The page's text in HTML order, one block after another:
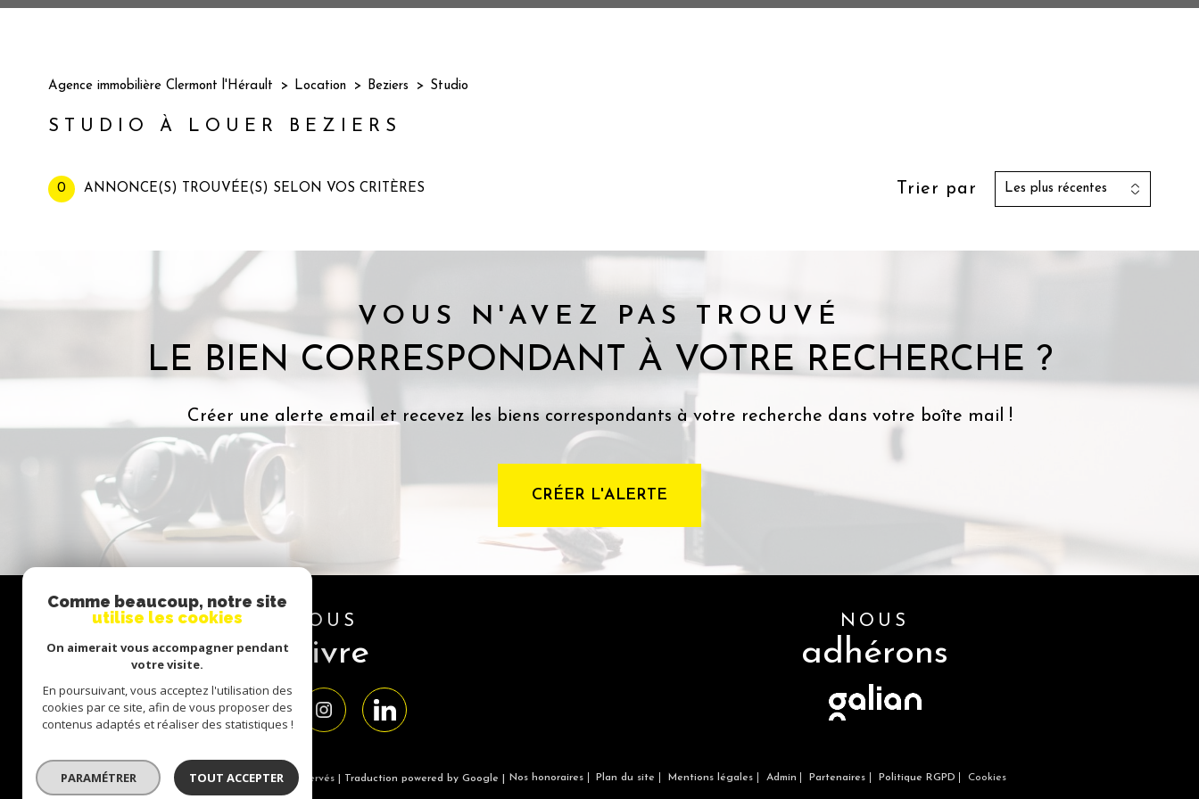
Agence immobilière Clermont l'Hérault Location Beziers Studio
STUDIO À LOUER BEZIERS
0 ANNONCE(S) TROUVÉE(S) SELON VOS CRITÈRES Trier par Les plus récentes
VOUS N'AVEZ PAS TROUVÉ
LE BIEN CORRESPONDANT À VOTRE RECHERCHE ?
Créer une alerte email et recevez les biens correspondants à votre recherche dans votre boîte mail !
CRÉER L'ALERTE
NOUS
suivre
NOUS
adhérons
© 2026 | Tous droits réservés | Traduction powered by Google | Nos honoraires Plan du site Mentions légales Admin Partenaires Politique RGPD Cookies
Comme beaucoup, notre site
utilise les cookies
On aimerait vous accompagner pendant
votre visite.
En poursuivant, vous acceptez l'utilisation des
cookies par ce site, afin de vous proposer des
contenus adaptés et réaliser des statistiques !
PARAMÉTRER TOUT ACCEPTER